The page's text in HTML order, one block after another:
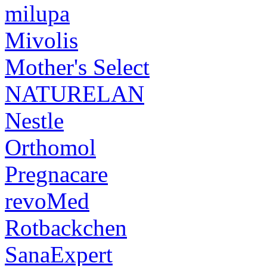
milupa
Mivolis
Mother's Select
NATURELAN
Nestle
Orthomol
Pregnacare
revoMed
Rotbackchen
SanaExpert